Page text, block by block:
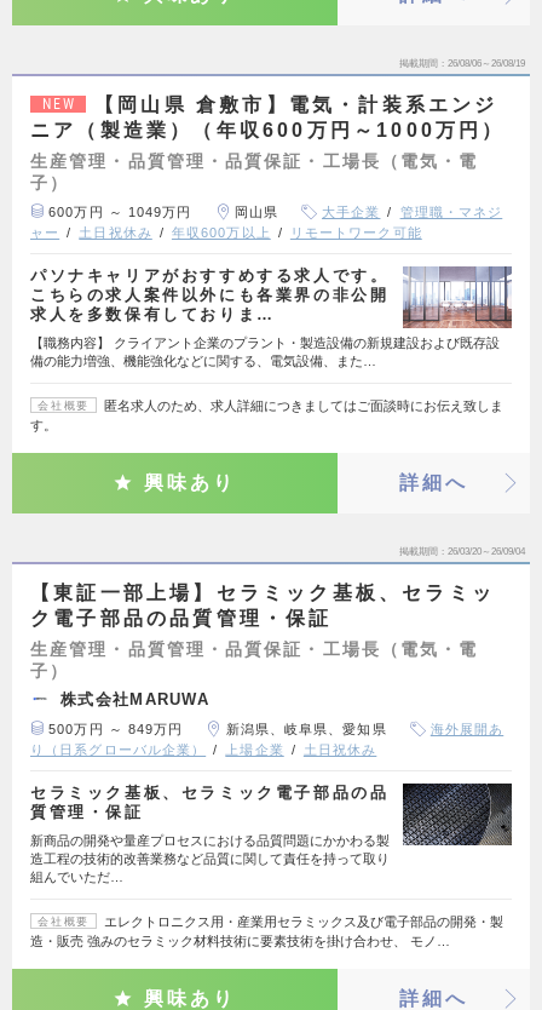
掲載期間 26/08/06～26/08/19
NEW
【岡山県 倉敷市】電気・計装系エンジ
ニア（製造業）（年収600万円～1000万円）
生産管理・品質管理・品質保証・工場長（電気・電
子）
600万円 ～ 1049万円 岡山県 大手企業
管理職・マネジ
ャー
土日祝休み 年収600万以上 リモートワーク可能
パソナキャリアがおすすめする求人です。
こちらの求人案件以外にも各業界の非公開
求人を多数保有しておりま…
【職務内容】 クライアント企業のプラント・製造設備の新規建設および既存設
備の能力増強、機能強化などに関する、電気設備、また…
会社概要
匿名求人のため、求人詳細につきましてはご面談時にお伝え致しま
す。
興味あり 詳細へ
掲載期間 26/03/20～26/09/04
【東証一部上場】セラミック基板、セラミッ
ク電子部品の品質管理・保証
生産管理・品質管理・品質保証・工場長（電気・電
子）
株式会社MARUWA
500万円 ～ 849万円 新潟県、岐阜県、愛知県
海外展開あ
り（日系グローバル企業）
上場企業 土日祝休み
セラミック基板、セラミック電子部品の品
質管理・保証
新商品の開発や量産プロセスにおける品質問題にかかわる製
造工程の技術的改善業務など品質に関して責任を持って取り
組んでいただ…
会社概要
エレクトロニクス用・産業用セラミックス及び電子部品の開発・製
造・販売 強みのセラミック材料技術に要素技術を掛け合わせ、 モノ…
興味あり 詳細へ